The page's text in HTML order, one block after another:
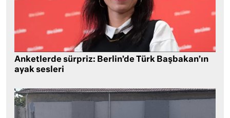
Anketlerde sürpriz: Berlin’de Türk Başbakan’ın
ayak sesleri